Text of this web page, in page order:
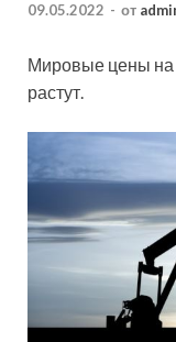
09.05.2022 - от
Мировые цены на
растут.